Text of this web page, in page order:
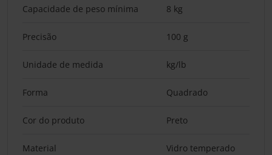
Capacidade de peso mínima 8 kg
Precisão 100 g
Unidade de medida kg/lb
Forma Quadrado
Cor do produto Preto
Material Vidro temperado